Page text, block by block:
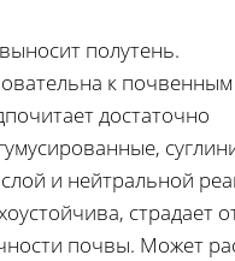
полутень.
к почвенным
достаточно
и нейтральной
страдает
почвы. Может